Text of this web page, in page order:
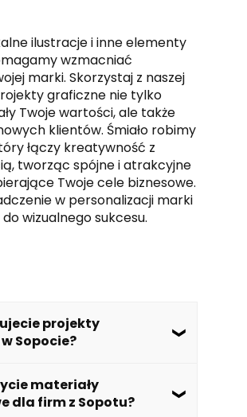
ilustracje i inne elementy
wzmacniać
marki. Skorzystaj z naszej
graficzne nie tylko
Twoje wartości, ale także
klientów. Śmiało robimy
łączy kreatywność z
tworząc spójne i atrakcyjne
Twoje cele biznesowe.
w personalizacji marki
wizualnego sukcesu.
projekty
Sopocie?
– Agencja reklamowa
usługi
materiały
dla firm z Sopotu?